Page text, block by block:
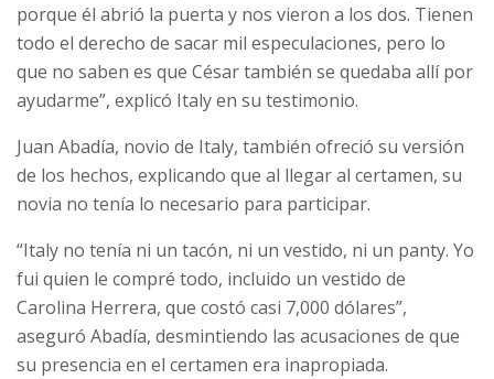
porque él abrió la puerta y nos vieron a los dos. Tienen
todo el derecho de sacar mil especulaciones, pero lo
que no saben es que César también se quedaba allí por
ayudarme”, explicó Italy en su testimonio.
Juan Abadía, novio de Italy, también ofreció su versión
de los hechos, explicando que al llegar al certamen, su
novia no tenía lo necesario para participar.
“Italy no tenía ni un tacón, ni un vestido, ni un panty. Yo
fui quien le compré todo, incluido un vestido de
Carolina Herrera, que costó casi 7,000 dólares”,
aseguró Abadía, desmintiendo las acusaciones de que
su presencia en el certamen era inapropiada.